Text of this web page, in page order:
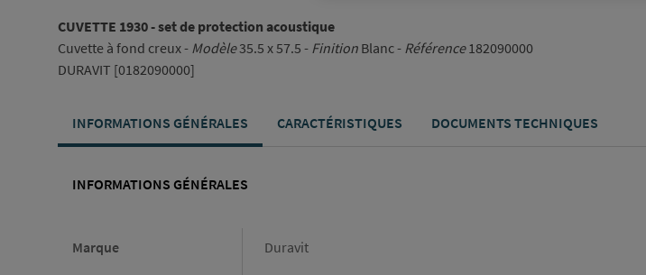
CUVETTE 1930 - set de protection acoustique
Cuvette à fond creux - Modèle35.5 x 57.5 - Finition Blanc - Référence182090000
DURAVIT [0182090000]
INFORMATIONS GÉNÉRALES CARACTÉRISTIQUES DOCUMENTS TECHNIQUES
INFORMATIONS GÉNÉRALES
Marque Duravit